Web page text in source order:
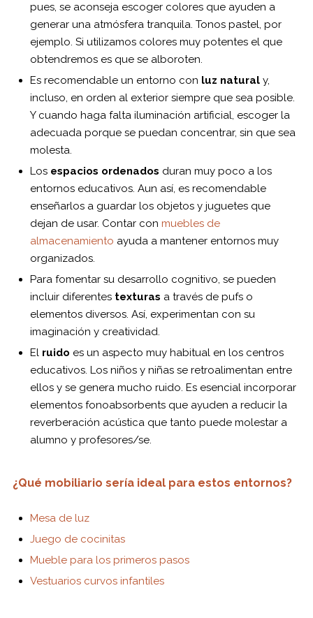
pues, se aconseja escoger colores que ayuden a
generar una atmósfera tranquila. Tonos pastel, por
ejemplo. Si utilizamos colores muy potentes el que
obtendremos es que se alboroten.
Es recomendable un entorno con luz naturaly,
incluso, en orden al exterior siempre que sea posible.
Y cuando haga falta iluminación artificial, escoger la
adecuada porque se puedan concentrar, sin que sea
molesta.
Los espacios ordenados duran muy poco a los
entornos educativos. Aun así, es recomendable
enseñarlos a guardar los objetos y juguetes que
dejan de usar. Contar con muebles de
almacenamiento ayuda a mantener entornos muy
organizados.
Para fomentar su desarrollo cognitivo, se pueden
incluir diferentes texturas a través de pufs o
elementos diversos. Así, experimentan con su
imaginación y creatividad.
El ruido es un aspecto muy habitual en los centros
educativos. Los niños y niñas se retroalimentan entre
ellos y se genera mucho ruido. Es esencial incorporar
elementos fonoabsorbents que ayuden a reducir la
reverberación acústica que tanto puede molestar a
alumno y profesores/se.
¿Qué mobiliario sería ideal para estos entornos?
Mesa de luz
Juego de cocinitas
Mueble para los primeros pasos
Vestuarios curvos infantiles